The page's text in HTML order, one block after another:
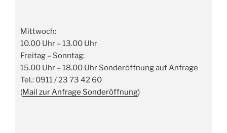
Mittwoch:
10.00 Uhr – 13.00 Uhr
Freitag – Sonntag:
15.00 Uhr – 18.00 Uhr Sonderöffnung auf Anfrage
Tel.: 0911 / 23 73 42 60
(Mail zur Anfrage Sonderöffnung)